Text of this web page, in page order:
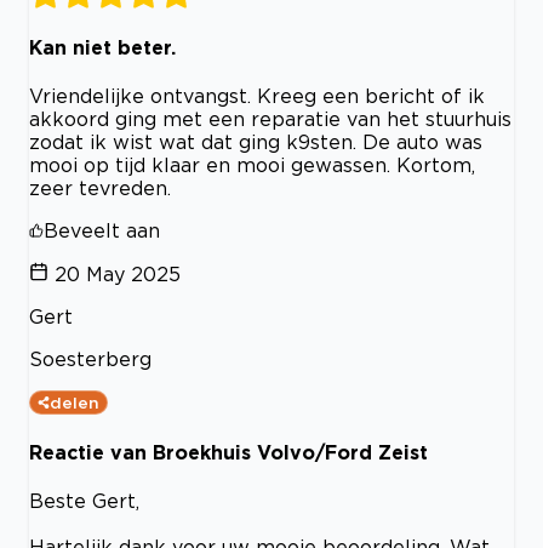
Kan niet beter.
Vriendelijke ontvangst. Kreeg een bericht of ik
akkoord ging met een reparatie van het stuurhuis
zodat ik wist wat dat ging k9sten. De auto was
mooi op tijd klaar en mooi gewassen. Kortom,
zeer tevreden.
Beveelt aan
20 May 2025
Gert
Soesterberg
delen
Reactie van Broekhuis Volvo/Ford Zeist
Beste Gert,